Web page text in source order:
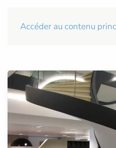
Accéder au contenu